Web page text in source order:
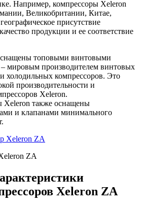
Например, компрессоры Xeleron
Великобритании, Китае,
присутствие
продукции и ее соответствие
топовыми винтовыми
мировым производителем винтовых
холодильных компрессоров. Это
производительности и
Xeleron.
Xeleron также оснащены
и клапанами минимального
ZA
Xeleron ZA